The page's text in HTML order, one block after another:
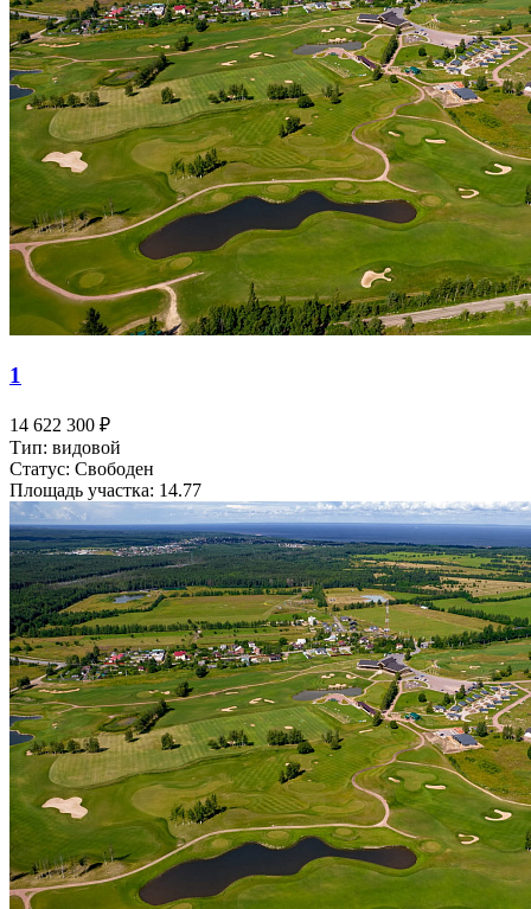
1
14 622 300 ₽
Тип: видовой
Статус: Свободен
Площадь участка: 14.77